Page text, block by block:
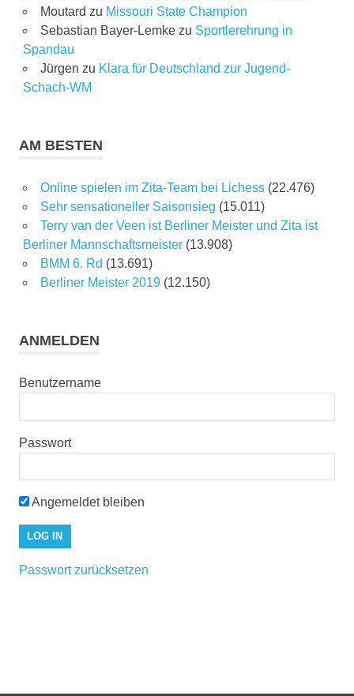
Moutard zu Missouri State Champion
Sebastian Bayer-Lemkezu Sportlerehrung in
Spandau
Jürgen zu Klara für Deutschland zur Jugend-
Schach-WM
AM BESTEN
Online spielen im Zita-Team bei Lichess (22.476)
Sehr sensationeller Saisonsieg (15.011)
Terry van der Veen ist Berliner Meister und Zita ist
Berliner Mannschaftsmeister (13.908)
BMM 6. Rd (13.691)
Berliner Meister 2019 (12.150)
ANMELDEN
Benutzername
Passwort
Angemeldet bleiben
Passwort zurücksetzen